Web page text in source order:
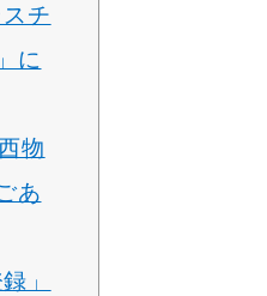
チ
に
物
あ
」